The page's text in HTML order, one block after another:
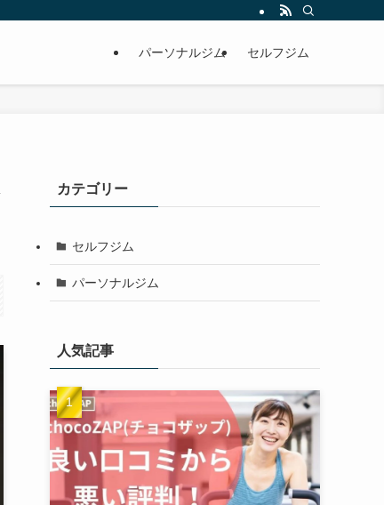
パーソナルジム セルフジム
カテゴリー
セルフジム
パーソナルジム
人気記事